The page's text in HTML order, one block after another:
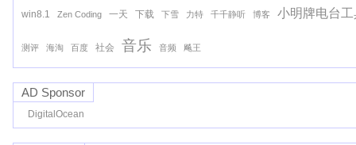
win8.1 Zen Coding 一天 下载 下雪 力特 千千静听 博客 小明牌电台工
测评 海淘 百度 社会 音乐 音频 飚王
AD Sponsor
DigitalOcean